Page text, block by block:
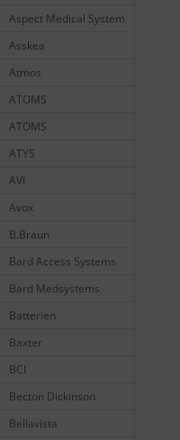
Aspect Medical System
Asskea
Atmos
ATOMS
ATOMS
ATYS
AVI
Avox
B.Braun
Bard Access Systems
Bard Medsystems
Batterien
Baxter
BCI
Becton Dickinson
Bellavista